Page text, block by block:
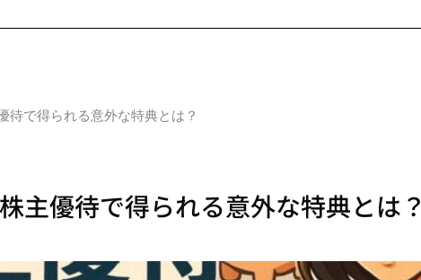
待で得られる意外な特典とは？
主優待で得られる意外な特典とは？